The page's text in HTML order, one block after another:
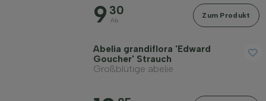
9 30
Ab
Zum Produkt
Abelia grandiflora 'Edward
Goucher' Strauch
Großblütige abelie